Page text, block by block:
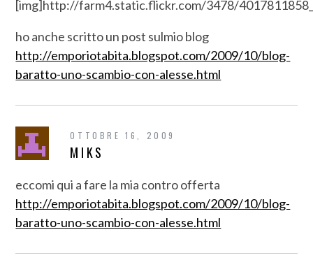
[img]http://farm4.static.flickr.com/3478/
ho anche scritto un post sulmio blog
http://emporiotabita.blogspot.com/2009/10/blog-
baratto-uno-scambio-con-alesse.html
OTTOBRE 16, 2009
MIKS
eccomi qui a fare la mia contro offerta
http://emporiotabita.blogspot.com/2009/10/blog-
baratto-uno-scambio-con-alesse.html